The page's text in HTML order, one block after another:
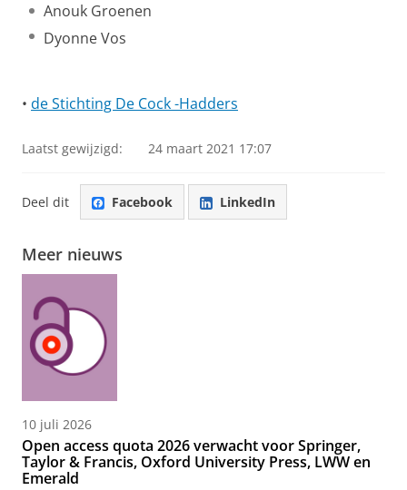
Anouk Groenen
Dyonne Vos
• de Stichting De Cock -Hadders
Laatst gewijzigd: 24 maart 2021 17:07
Deel dit Facebook LinkedIn
Meer nieuws
10 juli 2026
Open access quota 2026 verwacht voor Springer,
Taylor & Francis, Oxford University Press, LWW en
Emerald